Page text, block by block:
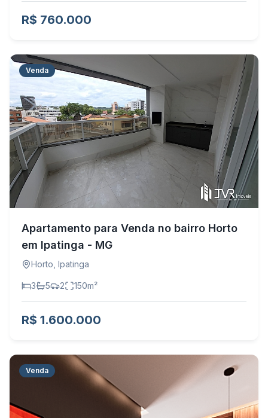
R$ 760.000
Venda
Apartamento para Venda no bairro Horto
em Ipatinga - MG
Horto Ipatinga
3 5 2 150m²
R$ 1.600.000
Venda